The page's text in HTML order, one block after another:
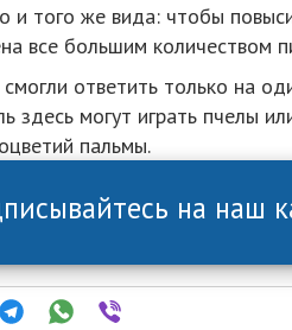
и того же вида: чтобы
все большим количеством
ответить только на
здесь могут играть пчелы
пальмы.
на наш